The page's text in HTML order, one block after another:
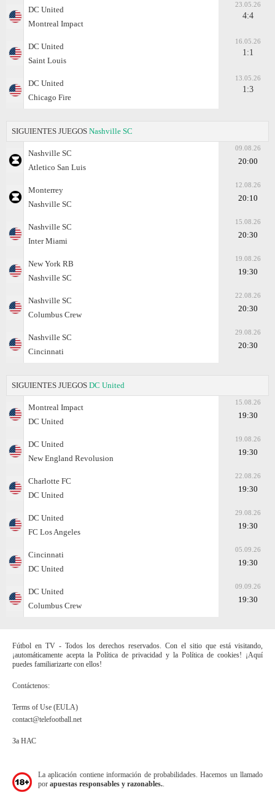
DC United
Montreal Impact
23.05.26
4:4
DC United
Saint Louis
16.05.26
1:1
DC United
Chicago Fire
13.05.26
1:3
SIGUIENTES JUEGOS Nashville SC
Nashville SC
Atlеtico San Luis
09.08.26
20:00
Monterrey
Nashville SC
12.08.26
20:10
Nashville SC
Inter Miami
15.08.26
20:30
New York RB
Nashville SC
19.08.26
19:30
Nashville SC
Columbus Crew
22.08.26
20:30
Nashville SC
Cincinnati
29.08.26
20:30
SIGUIENTES JUEGOS DC United
Montreal Impact
DC United
15.08.26
19:30
DC United
New England Revolusion
19.08.26
19:30
Charlotte FC
DC United
22.08.26
19:30
DC United
FC Los Angeles
29.08.26
19:30
Cincinnati
DC United
05.09.26
19:30
DC United
Columbus Crew
09.09.26
19:30
Fútbol en TV - Todos los derechos reservados. Con el sitio que está visitando,
¡automáticamente acepta la Política de privacidad y la Política de cookies! ¡Aquí
puedes familiarizarte con ellos!
Contáctenos:
Terms of Use (EULA)
contact@telefootball.net
За НАС
La aplicación contiene información de probabilidades. Hacemos un llamado
por apuestas responsables y razonables.